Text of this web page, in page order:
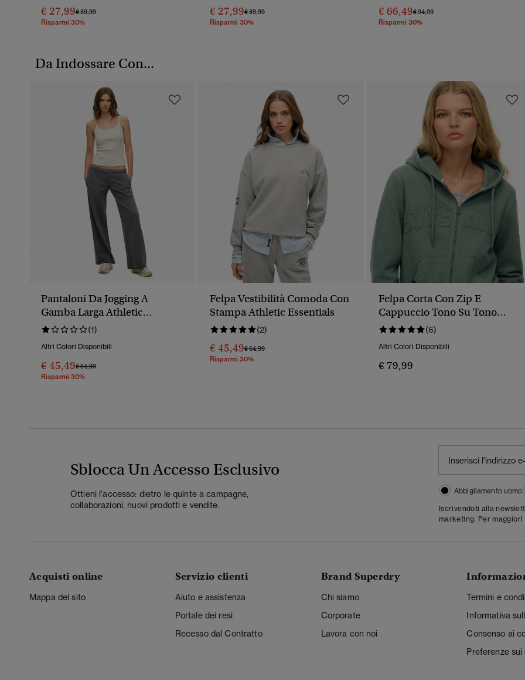
€ 27,99Prezzo Ridotto Da
€ 39,99A
Risparmi 30%
€ 27,99Prezzo Ridotto Da
€ 39,99A
Risparmi 30%
€ 66,49Prezzo Ridotto Da
€ 94,99A
Risparmi 30%
Da Indossare Con...
Pantaloni Da Jogging A
Gamba Larga Athletic
Essentials(1)
Altri Colori Disponibili
€ 45,49Prezzo Ridotto Da
€ 64,99A
Risparmi 30%
Felpa Vestibilità Comoda Con
Stampa Athletic Essentials
(2)
€ 45,49Prezzo Ridotto Da
€ 64,99A
Risparmi 30%
Felpa Corta Con Zip E
Cappuccio Tono Su Tono
Athletic Essentials
(6)
Altri Colori Disponibili
€ 79,99
Sblocca Un Accesso Esclusivo
Ottieni l'accesso: dietro le quinte a campagne,
collaborazioni, nuovi prodotti e vendite.
Abbigliamento uomo
Iscrivendoti alla
marketing. Per
Acquisti online
Mappa del sito
Servizio clienti
Aiuto e assistenza
Portale dei resi
Recesso dal Contratto
Brand Superdry
Chi siamo
Corporate
Lavora con noi
Termini e
Informativa
Consenso ai
Preferenze